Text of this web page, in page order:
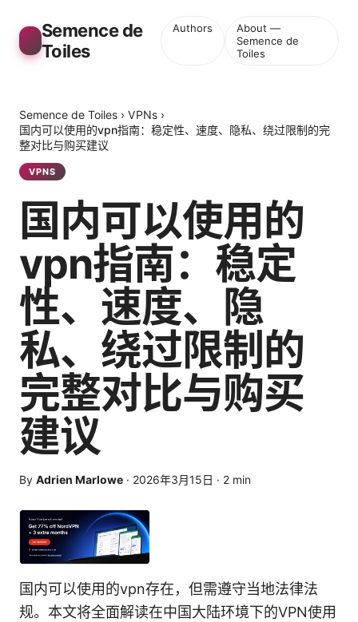
Semence de
Toiles
Authors
About —
Semence de
Toiles
Semence de Toiles › VPNs ›
国内可以使用的vpn指南：稳定性、速度、隐私、绕过限制的完
整对比与购买建议
VPNS
国内可以使用的
vpn指南：稳定
性、速度、隐
私、绕过限制的
完整对比与购买
建议
By Adrien Marlowe · 2026年3月15日 · 2 min
国内可以使用的vpn存在，但需遵守当地法律法
规。本文将全面解读在中国大陆环境下的VPN使用